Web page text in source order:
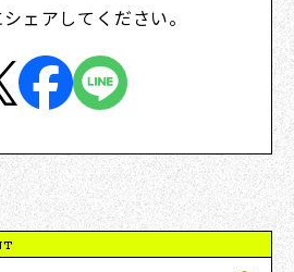
ェアしてください。